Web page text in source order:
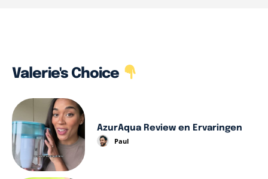
Valerie's Choice
AzurAqua Review en Ervaringen
Paul